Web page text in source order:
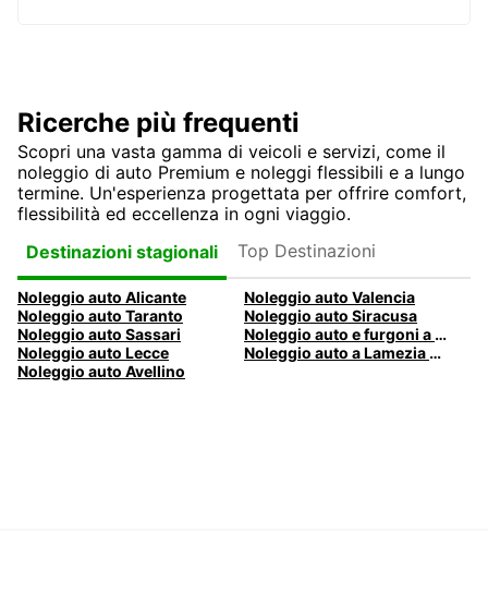
Ricerche più frequenti
Scopri una vasta gamma di veicoli e servizi, come il
noleggio di auto Premium e noleggi flessibili e a lungo
termine. Un'esperienza progettata per offrire comfort,
flessibilità ed eccellenza in ogni viaggio.
Destinazioni stagionali
Top Destinazioni
Noleggio auto Alicante
Noleggio auto Valencia
Noleggio auto Taranto
Noleggio auto Siracusa
Noleggio auto Sassari
Noleggio auto e furgoni a Pescara
Noleggio auto Lecce
Noleggio auto a Lamezia Terme, Italia
Noleggio auto Avellino